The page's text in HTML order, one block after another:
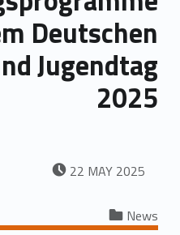
Deutschen
Jugendtag
2025
POSTED ON: 22 MAY 2025
News